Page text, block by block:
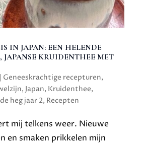
IN JAPAN: EEN HELENDE
KRUIDENTHEE MET
Geneeskrachtige recepturen,
, Japan, Kruidenthee,
heg jaar 2, Recepten
mij telkens weer. Nieuwe
en smaken prikkelen mijn